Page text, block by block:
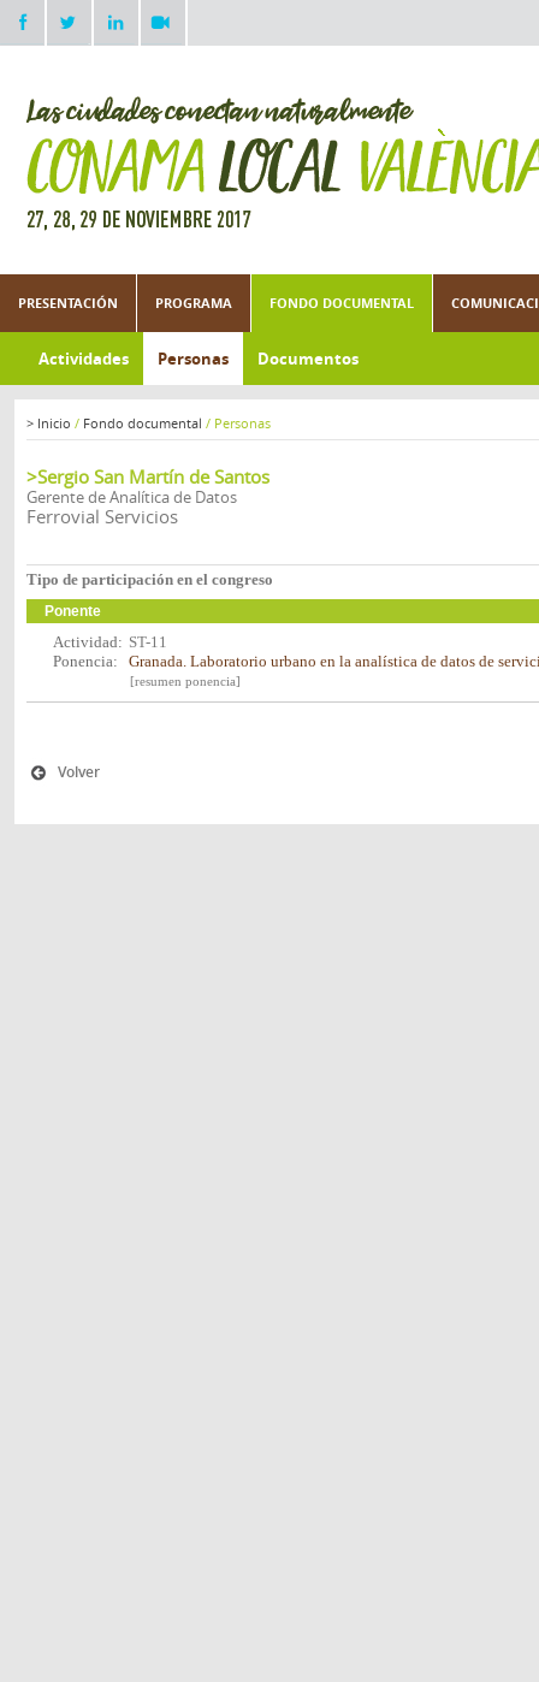
PRESENTACIÓN PROGRAMA FONDO DOCUMENTAL
Actividades Personas Documentos
> Inicio / Fondo documental / Personas
>Sergio San Martín de Santos
Gerente de Analítica de Datos
Ferrovial Servicios
Tipo de participación en el congreso
Ponente
Actividad: ST-11
Ponencia:
Granada. Laboratorio urbano en la analística de datos de
[resumen ponencia]
Volver